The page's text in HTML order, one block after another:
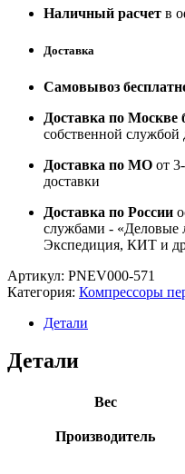
Наличный расчет в
Доставка
Самовывоз
Доставка по Москве
собственной службой
Доставка по МО от
доставки
Доставка по России
службами -
Экспедиция, КИТ и
Артикул: PNEV000-571
Категория: Компрессоры
Детали
Детали
Вес
Производитель